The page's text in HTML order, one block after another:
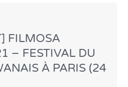
FILMOSA
– FESTIVAL DU
À PARIS (24